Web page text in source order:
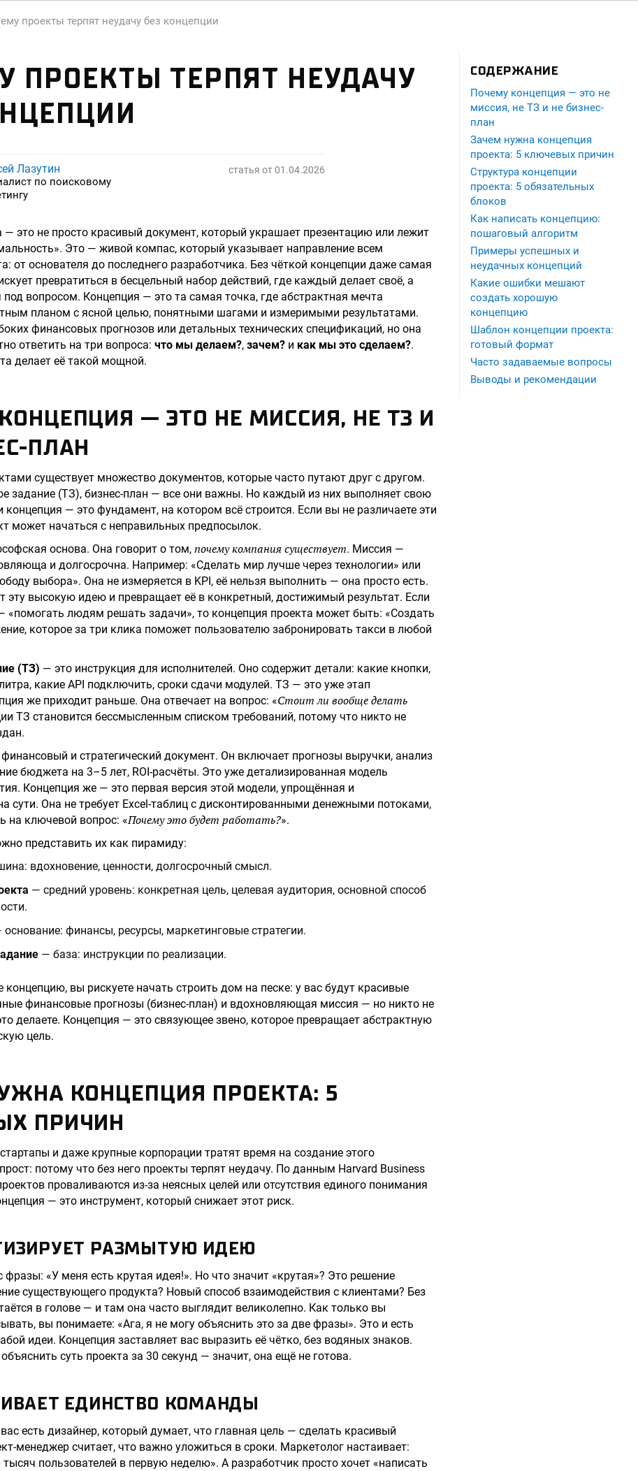
проекты терпят неудачу без концепции
ПРОЕКТЫ ТЕРПЯТ НЕУДАЧУ
статья от01.04.2026
Лазутин
по поисковому
— это не просто красивый документ, который украшает презентацию или лежит
Это — живой компас, который указывает направление всем
от основателя до последнего разработчика. Без чёткой концепции даже самая
превратиться в бесцельный набор действий, где каждый делает своё, а
под вопросом. Концепция — это та самая точка, где абстрактная мечта
планом с ясной целью, понятными шагами и измеримыми результатами.
финансовых прогнозов или детальных технических спецификаций, но она
ответить на три вопроса: что мы делаем?, зачем? и как мы это сделаем?.
делает её такой мощной.
— ЭТО НЕ МИССИЯ, НЕ ТЗ И
ПЛАН
существует множество документов, которые часто путают друг с другом.
задание (ТЗ), бизнес-план — все они важны. Но каждый из них выполняет свою
концепция — это фундамент, на котором всё строится. Если вы не различаете эти
может начаться с неправильных предпосылок.
основа. Она говорит о том, почему компания существует. Миссия —
и долгосрочна. Например: «Сделать мир лучше через технологии» или
выбора». Она не измеряется в KPI, её нельзя выполнить — она просто есть.
эту высокую идею и превращает её в конкретный, достижимый результат. Если
«помогать людям решать задачи», то концепция проекта может быть: «Создать
которое за три клика поможет пользователю забронировать такси в любой
(ТЗ) — это инструкция для исполнителей. Оно содержит детали: какие кнопки,
какие API подключить, сроки сдачи модулей. ТЗ — это уже этап
же приходит раньше. Она отвечает на вопрос: «Стоит ли вообще делать
ТЗ становится бессмысленным списком требований, потому что никто не
и стратегический документ. Он включает прогнозы выручки, анализ
бюджета на 3–5 лет, ROI-расчёты. Это уже детализированная модель
Концепция же — это первая версия этой модели, упрощённая и
сути. Она не требует Excel-таблиц с дисконтированными денежными потоками,
на ключевой вопрос: «Почему это будет работать?».
представить их как пирамиду:
вдохновение, ценности, долгосрочный смысл.
— средний уровень: конкретная цель, целевая аудитория, основной способ
основание: финансы, ресурсы, маркетинговые стратегии.
— база: инструкции по реализации.
концепцию, вы рискуете начать строить дом на песке: у вас будут красивые
финансовые прогнозы (бизнес-план) и вдохновляющая миссия — но никто не
делаете. Концепция — это связующее звено, которое превращает абстрактную
цель.
КОНЦЕПЦИЯ ПРОЕКТА: 5
ПРИЧИН
и даже крупные корпорации тратят время на создание этого
потому что без него проекты терпят неудачу. По данным Harvard Business
проваливаются из-за неясных целей или отсутствия единого понимания
— это инструмент, который снижает этот риск.
РАЗМЫТУЮ ИДЕЮ
«У меня есть крутая идея!». Но что значит «крутая»? Это решение
существующего продукта? Новый способ взаимодействия с клиентами? Без
в голове — и там она часто выглядит великолепно. Как только вы
вы понимаете: «Ага, я не могу объяснить это за две фразы». Это и есть
идеи. Концепция заставляет вас выразить её чётко, без водяных знаков.
суть проекта за 30 секунд — значит, она ещё не готова.
ЕДИНСТВО КОМАНДЫ
вас есть дизайнер, который думает, что главная цель — сделать красивый
менеджер считает, что важно уложиться в сроки. Маркетолог настаивает:
пользователей в первую неделю». А разработчик просто хочет «написать
СОДЕРЖАНИЕ
Почему концепция — это не
миссия, не ТЗ и не бизнес-
план
Зачем нужна концепция
проекта: 5 ключевых причин
Структура концепции
проекта: 5 обязательных
блоков
Как написать концепцию:
пошаговый алгоритм
Примеры успешных и
неудачных концепций
Какие ошибки мешают
создать хорошую
концепцию
Шаблон концепции проекта:
готовый формат
Часто задаваемые вопросы
Выводы и рекомендации